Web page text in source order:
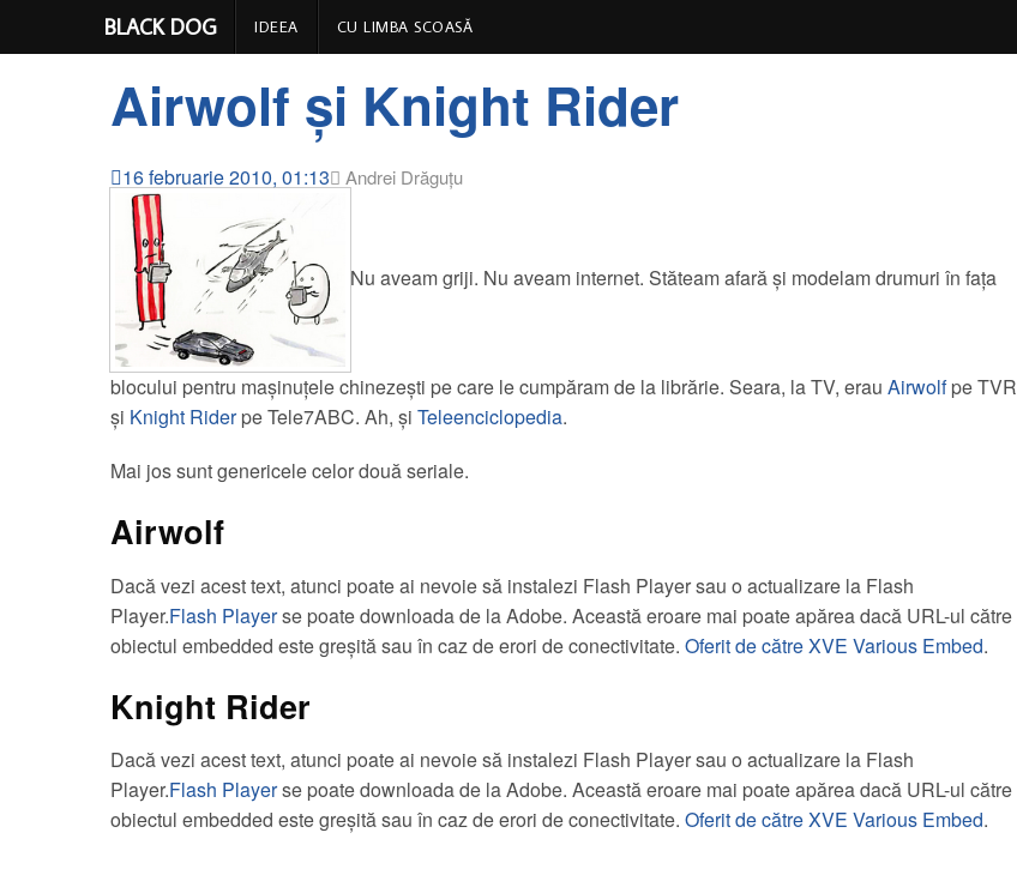
BLACK DOG IDEEA CU LIMBA SCOASĂ
Black Dog
Airwolf şi Knight Rider
16 februarie 2010, 01:13 Andrei Drăguţu
Nu aveam griji. Nu aveam internet. Stăteam afară şi modelam drumuri în faţa
blocului pentru maşinuţele chinezeşti pe care le cumpăram de la librărie. Seara, la TV, erau Airwolfpe TVR
şi Knight Riderpe Tele7ABC. Ah, şi Teleenciclopedia.
Mai jos sunt genericele celor două seriale.
Airwolf
Dacă vezi acest text, atunci poate ai nevoie să instalezi Flash Player sau o actualizare la Flash
Player.Flash Playerse poate downloada de la Adobe. Această eroare mai poate apărea dacă URL-ul către
obiectul embedded este greșită sau în caz de erori de conectivitate. Oferit de către XVE Various Embed.
Knight Rider
Dacă vezi acest text, atunci poate ai nevoie să instalezi Flash Player sau o actualizare la Flash
Player.Flash Playerse poate downloada de la Adobe. Această eroare mai poate apărea dacă URL-ul către
obiectul embedded este greșită sau în caz de erori de conectivitate. Oferit de către XVE Various Embed.